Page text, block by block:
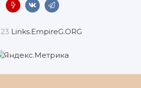
Links.EmpireG.ORG